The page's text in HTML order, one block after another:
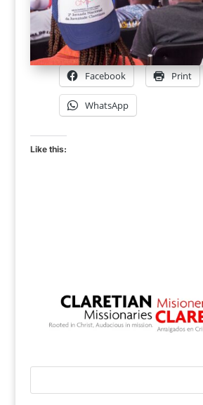
Facebook Print
WhatsApp
Like this: